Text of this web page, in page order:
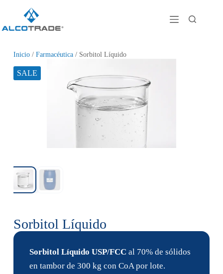
Inicio/ Farmacéutica/ Sorbitol Líquido
SALE
Sorbitol Líquido
Sorbitol Líquido USP/FCC al 70% de sólidos
en tambor de 300 kg con CoA por lote.